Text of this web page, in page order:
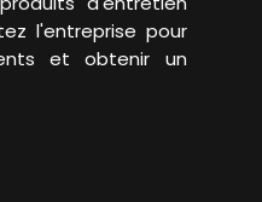
l'entreprise pour
et obtenir un